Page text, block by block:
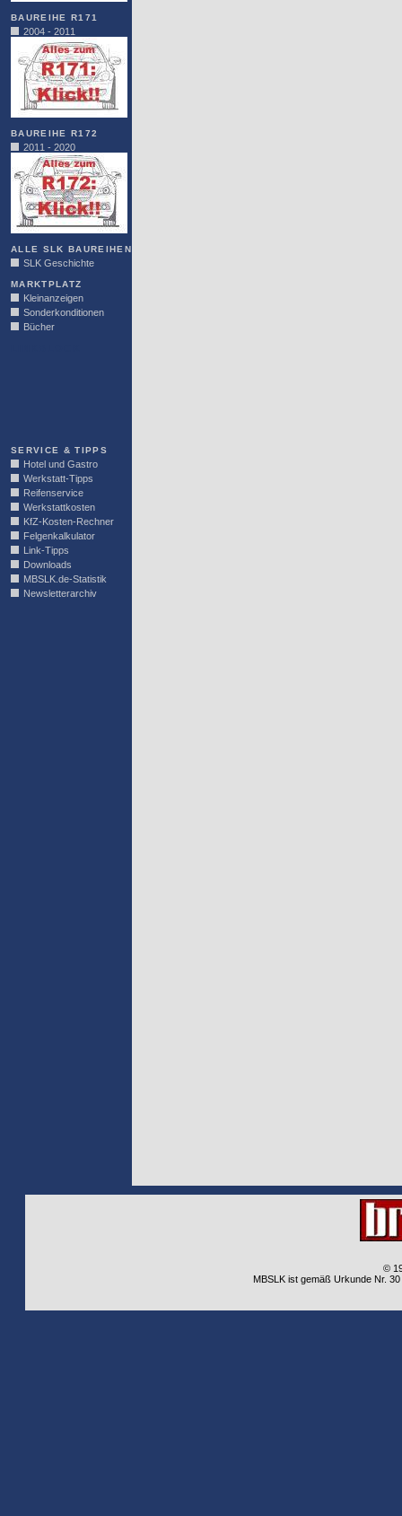
BAUREIHE R171
2004 - 2011
BAUREIHE R172
2011 - 2020
ALLE SLK BAUREIHEN
SLK Geschichte
MARKTPLATZ
Kleinanzeigen
Sonderkonditionen
Bücher
SERVICE & TIPPS
Hotel und Gastro
Werkstatt-Tipps
Reifenservice
Werkstattkosten
KfZ-Kosten-Rechner
Felgenkalkulator
Link-Tipps
Downloads
MBSLK.de-Statistik
Newsletterarchiv
©
MBSLK ist gemäß Urkunde Nr.